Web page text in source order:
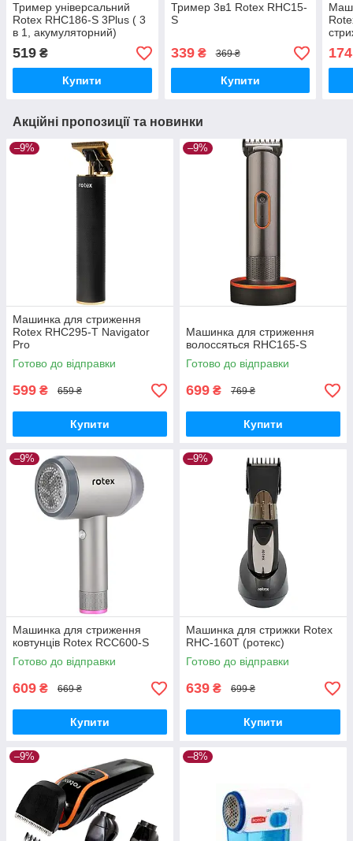
Тример універсальний
Rotex RHC186-S 3Plus ( 3
в 1, акумуляторний)
519 ₴
Купити
Тример 3в1 Rotex RHC15-
S
339₴ 369 ₴
Купити
174
Акційні пропозиції та новинки
–9%
Машинка для стриження
Rotex RHC295-T Navigator
Pro
Готово до відправки
599 ₴ 659 ₴
Купити
–9%
Машинка для стриження
волоссяться RHC165-S
Готово до відправки
699 ₴ 769 ₴
Купити
–9%
Машинка для стриження
ковтунців Rotex RCC600-S
Готово до відправки
609 ₴ 669 ₴
Купити
–9%
Машинка для стрижки Rotex
RHC-160T (ротекс)
Готово до відправки
639 ₴ 699 ₴
Купити
–9% –8%